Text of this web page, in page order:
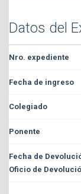
Datos del